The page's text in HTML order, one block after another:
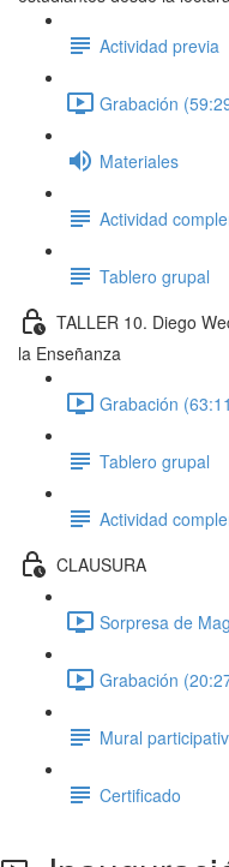
Actividad previa
Grabación
Materiales
Actividad
Tablero grupal
TALLER 10. Diego
la Enseñanza
Grabación
Tablero grupal
Actividad
CLAUSURA
Sorpresa de
Grabación
Mural
Certificado